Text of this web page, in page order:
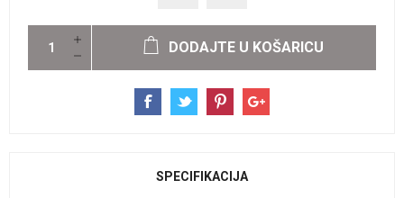
DODAJTE U KOŠARICU
SPECIFIKACIJA